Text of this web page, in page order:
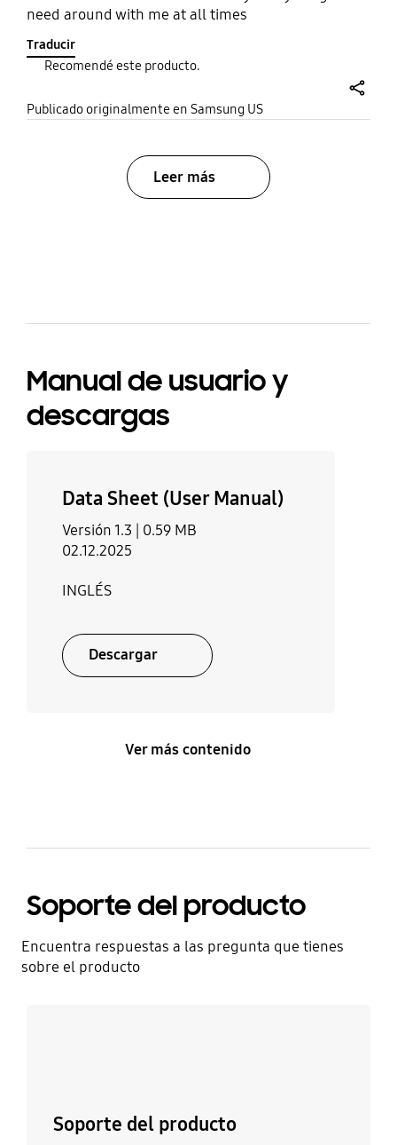
need around with me at all times
Traducir
Recomendé este producto.
Publicado originalmente en Samsung US
Leer más
Manual de usuario y
descargas
Data Sheet (User Manual)
Versión 1.3 | 0.59 MB
02.12.2025
INGLÉS
Descargar
Ver más contenido
Soporte del producto
Encuentra respuestas a las pregunta que tienes
sobre el producto
Soporte del producto